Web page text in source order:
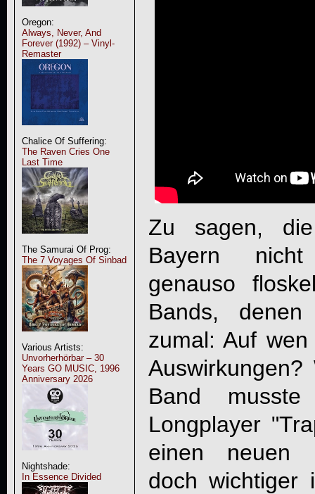
Oregon:
Always, Never, And
Forever (1992) – Vinyl-
Remaster
Chalice Of Suffering:
The Raven Cries One
Last Time
The Samurai Of Prog:
The 7 Voyages Of Sinbad
Various Artists:
Unvorherhörbar – 30
Years GO MUSIC, 1996
Anniversary 2026
Nightshade:
In Essence Divided
Zu sagen,
Bayern
genauso
Bands,
zumal: Auf
Band
Longplayer
einen neuen
doch wichtiger